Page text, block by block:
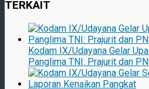
TERKAIT
Kodam IX/Udayana Gelar
Panglima TNI: Prajurit dan